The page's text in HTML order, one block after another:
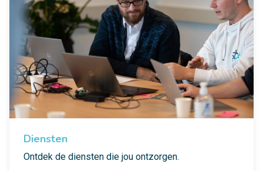
Diensten
Ontdek de diensten die jou ontzorgen.